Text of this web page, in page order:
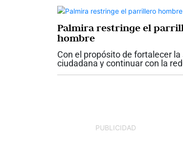
Palmira restringe el
hombre
Con el propósito de fortalecer la
ciudadana y continuar con la
los índices de criminalidad, el
PUBLICIDAD